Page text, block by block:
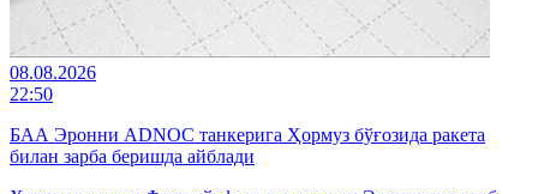
08.08.2026
22:50
БАА Эронни ADNOC танкерига Ҳормуз бўғозида ракета
билан зарба беришда айблади